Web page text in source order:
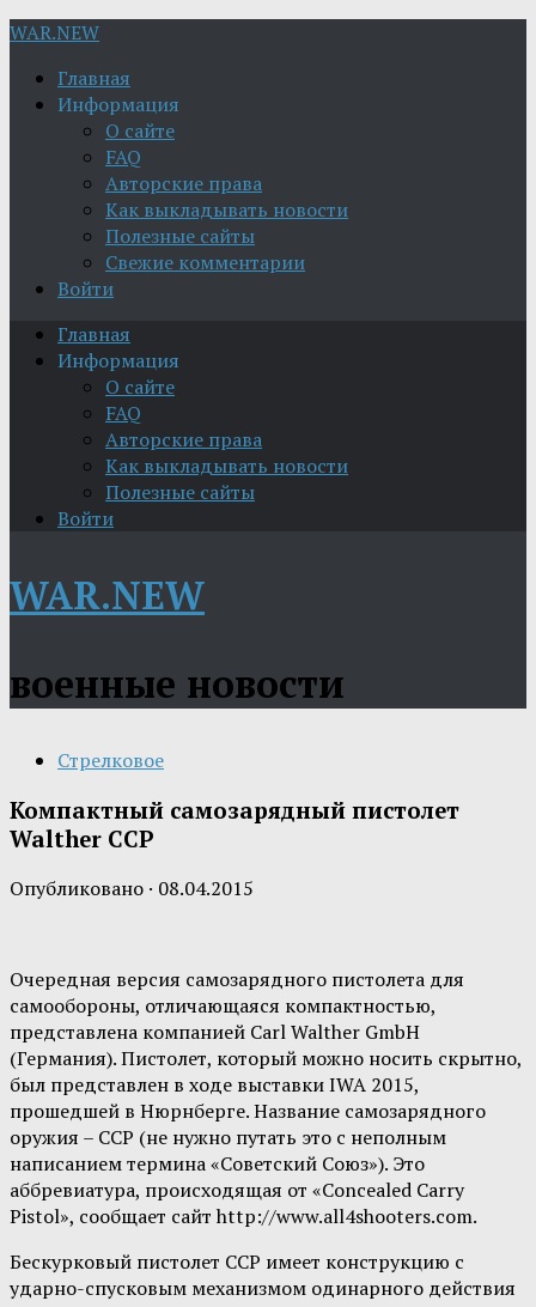
WAR.NEW
Главная
Информация
О сайте
FAQ
Авторские права
Как выкладывать новости
Полезные сайты
Свежие комментарии
Войти
Главная
Информация
О сайте
FAQ
Авторские права
Как выкладывать новости
Полезные сайты
Войти
WAR.NEW
военные новости
Стрелковое
Компактный самозарядный пистолет
Walther CCP
Опубликовано · 08.04.2015
Очередная версия самозарядного пистолета для
самообороны, отличающаяся компактностью,
представлена компанией Carl Walther GmbH
(Германия). Пистолет, который можно носить скрытно,
был представлен в ходе выставки IWA 2015,
прошедшей в Нюрнберге. Название самозарядного
оружия – CCP (не нужно путать это с неполным
написанием термина «Советский Союз»). Это
аббревиатура, происходящая от «Concealed Carry
Pistol», сообщает сайт http://www.all4shooters.com.
Бескурковый пистолет CCP имеет конструкцию с
ударно-спусковым механизмом одинарного действия